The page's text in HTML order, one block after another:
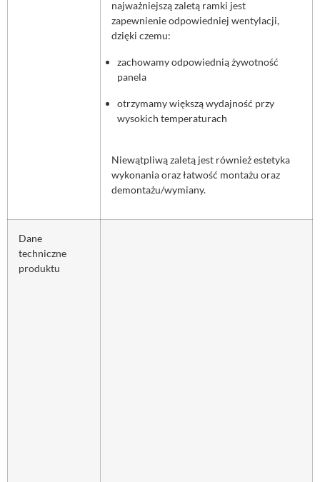
najważniejszą zaletą ramki jest
zapewnienie odpowiedniej wentylacji,
dzięki czemu:
zachowamy odpowiednią żywotność
panela
otrzymamy większą wydajność przy
wysokich temperaturach
Niewątpliwą zaletą jest również estetyka
wykonania oraz łatwość montażu oraz
demontażu/wymiany.
Dane
techniczne
produktu